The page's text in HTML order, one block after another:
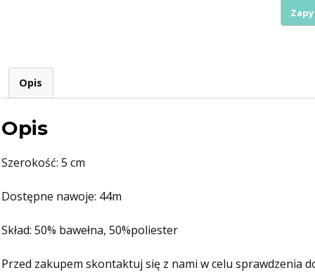
szyty
44m
Opis
Opis
Szerokość: 5 cm
Dostępne nawoje: 44m
Skład: 50% bawełna, 50%poliester
Przed zakupem skontaktuj się z nami w celu sprawdzenia